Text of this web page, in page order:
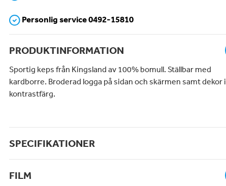
Personlig service 0492-15810
PRODUKTINFORMATION
Sportig keps från Kingsland av 100% bomull. Ställbar med
kardborre. Broderad logga på sidan och skärmen samt dekor i
kontrastfärg.
SPECIFIKATIONER
FILM